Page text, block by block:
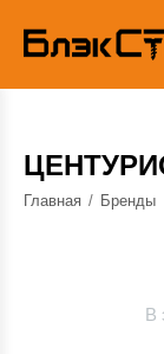
Главная / Бренды
В